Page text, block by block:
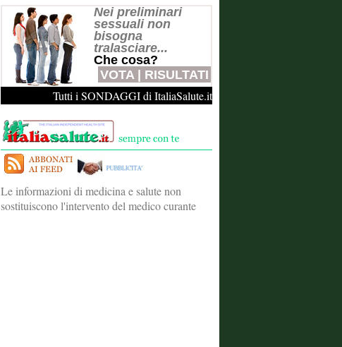
Nei preliminari
sessuali non
bisogna
tralasciare...
Che cosa?
VOTA| RISULTATI
Tutti i SONDAGGI di ItaliaSalute.it
Le informazioni di medicina e salute non
sostituiscono l'intervento del medico curante